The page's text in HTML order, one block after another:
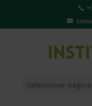
Seleccionar página